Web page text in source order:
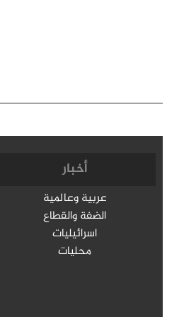
أخبار
عربية وعالمية
الضفة والقطاع
اسرائيليات
محليات